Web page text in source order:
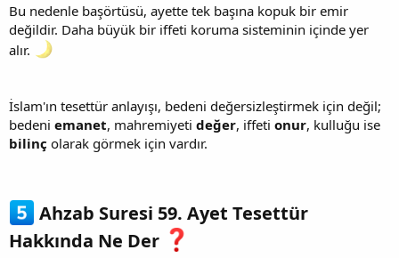
Bu nedenle başörtüsü, ayette tek başına kopuk bir emir
değildir. Daha büyük bir iffeti koruma sisteminin içinde yer
alır.
İslam'ın tesettür anlayışı, bedeni değersizleştirmek için değil;
bedeni emanet, mahremiyeti değer, iffeti onur, kulluğu ise
bilinç olarak görmek için vardır.
Ahzab Suresi 59. Ayet Tesettür
Hakkında Ne Der